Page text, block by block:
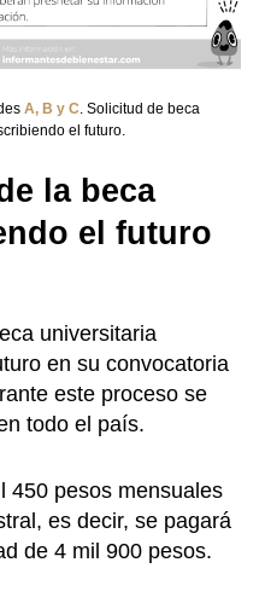
A, B y C . Solicitud de beca
el futuro.
la beca
el futuro
universitaria
en su convocatoria
este proceso se
todo el país.
450 pesos mensuales
es decir, se pagará
de 4 mil 900 pesos.